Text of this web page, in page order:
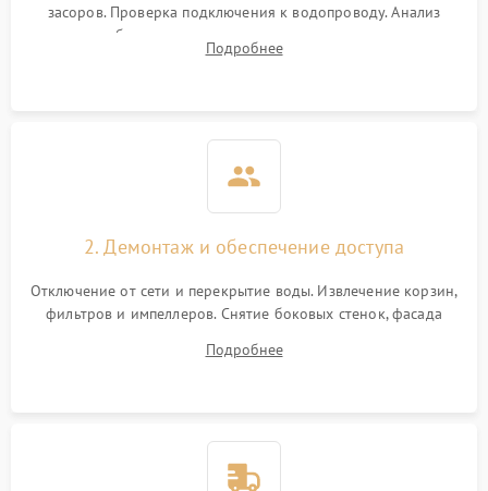
засоров. Проверка подключения к водопроводу. Анализ
жалоб на отсутствие слива, нагрева, вращения
разбрызгивателей или срабатывание системы защиты
Подробнее
2. Демонтаж и обеспечение доступа
Отключение от сети и перекрытие воды. Извлечение корзин,
фильтров и импеллеров. Снятие боковых стенок, фасада
циркуляционному насосу, ТЭНу и сливной помпе.
Подробнее